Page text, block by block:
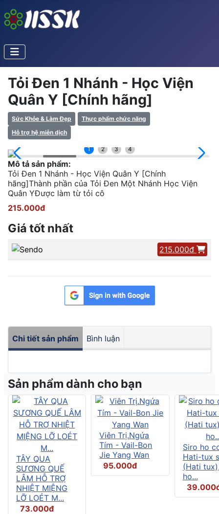
Tỏi Đen 1 Nhánh - Học Viện
Quân Y [Chính hãng]
Sức Khỏe & Làm Đẹp
Thực phẩm chức năng
Hỗ trợ hệ miễn dịch
1 2 3 4
Mô tả sản phẩm:
Tỏi Đen 1 Nhánh - Học Viện Quân Y [Chính
hãng]Thành phần của Tỏi Đen Một Nhánh Học Viện
Quân YĐược làm từ tỏi cô
215.000đ
Giá tốt nhất
215.000đ
Chi tiết sản phẩm Bình luận
Sản phẩm dành cho bạn
TÂY QUA
SƯƠNG QUẾ
LÂM HỖ TRỢ
NHIỆT MIỆNG
LỠ LOÉT M...
73.000đ
Viên Trị.Ngứa
Tím - Vail-Bon
Jie Yang Wan
95.000đ
Siro ho
Hati-tux
(Hati
ho...